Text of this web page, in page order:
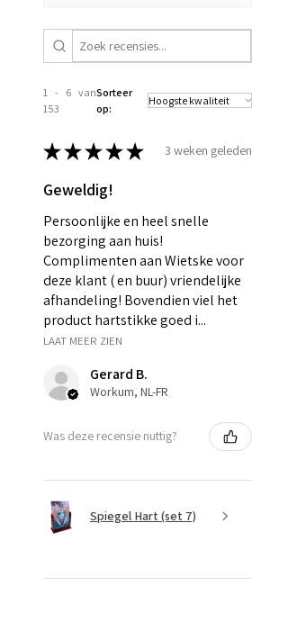
1 - 6 van
153
Sorteer
op:
★★★★★ 3 weken geleden
Geweldig!
Persoonlijke en heel snelle
bezorging aan huis!
Complimenten aan Wietske voor
deze klant ( en buur) vriendelijke
afhandeling! Bovendien viel het
product hartstikke goed i...
LAAT MEER ZIEN
Gerard B.
Workum, NL-FR
Was deze recensie nuttig?
Spiegel Hart (set 7)